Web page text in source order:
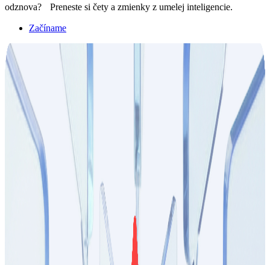
odznova? Preneste si čety a zmienky z umelej inteligencie.
Začíname